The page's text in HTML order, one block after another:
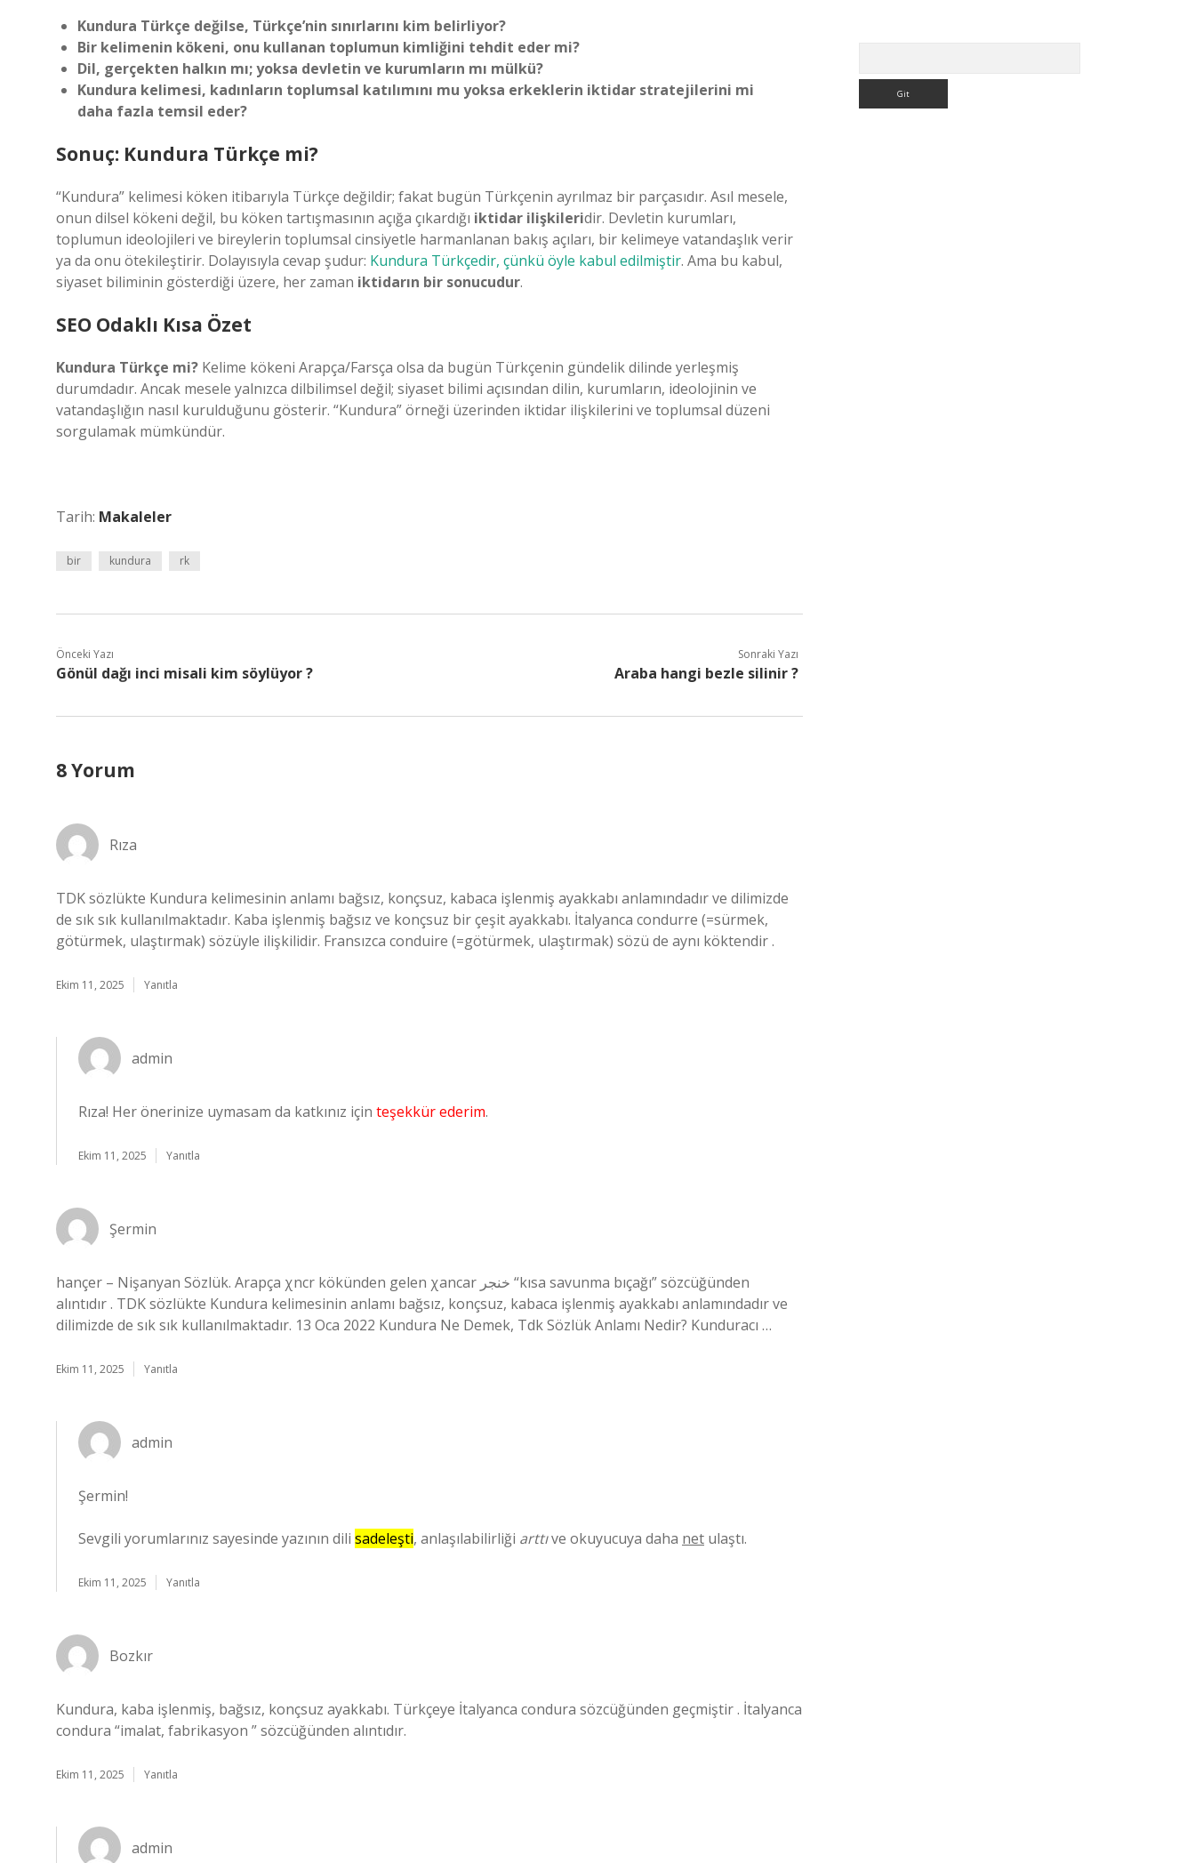
Kundura Türkçe değilse, Türkçe’nin sınırlarını kim belirliyor?
Bir kelimenin kökeni, onu kullanan toplumun kimliğini tehdit eder mi?
Dil, gerçekten halkın mı; yoksa devletin ve kurumların mı mülkü?
Kundura kelimesi, kadınların toplumsal katılımını mu yoksa erkeklerin iktidar stratejilerini mi
daha fazla temsil eder?
Sonuç: Kundura Türkçe mi?
“Kundura” kelimesi köken itibarıyla Türkçe değildir; fakat bugün Türkçenin ayrılmaz bir parçasıdır. Asıl mesele,
onun dilsel kökeni değil, bu köken tartışmasının açığa çıkardığı iktidar ilişkileridir. Devletin kurumları,
toplumun ideolojileri ve bireylerin toplumsal cinsiyetle harmanlanan bakış açıları, bir kelimeye vatandaşlık verir
ya da onu ötekileştirir. Dolayısıyla cevap şudur: Kundura Türkçedir, çünkü öyle kabul edilmiştir. Ama bu kabul,
siyaset biliminin gösterdiği üzere, her zaman iktidarın bir sonucudur.
SEO Odaklı Kısa Özet
Kundura Türkçe mi? Kelime kökeni Arapça/Farsça olsa da bugün Türkçenin gündelik dilinde yerleşmiş
durumdadır. Ancak mesele yalnızca dilbilimsel değil; siyaset bilimi açısından dilin, kurumların, ideolojinin ve
vatandaşlığın nasıl kurulduğunu gösterir. “Kundura” örneği üzerinden iktidar ilişkilerini ve toplumsal düzeni
sorgulamak mümkündür.
Tarih: Makaleler
bir kundura rk
Önceki Yazı
Gönül dağı inci misali kim söylüyor ?
Sonraki Yazı
Araba hangi bezle silinir ?
8 Yorum
Rıza
TDK sözlükte Kundura kelimesinin anlamı bağsız, konçsuz, kabaca işlenmiş ayakkabı anlamındadır ve dilimizde
de sık sık kullanılmaktadır. Kaba işlenmiş bağsız ve konçsuz bir çeşit ayakkabı. İtalyanca condurre (=sürmek,
götürmek, ulaştırmak) sözüyle ilişkilidir. Fransızca conduire (=götürmek, ulaştırmak) sözü de aynı köktendir .
Ekim 11, 2025 Yanıtla
admin
Rıza! Her önerinize uymasam da katkınız için teşekkür ederim.
Ekim 11, 2025 Yanıtla
Şermin
hançer – Nişanyan Sözlük. Arapça χncr kökünden gelen χancar خنجر “kısa savunma bıçağı” sözcüğünden
alıntıdır . TDK sözlükte Kundura kelimesinin anlamı bağsız, konçsuz, kabaca işlenmiş ayakkabı anlamındadır ve
dilimizde de sık sık kullanılmaktadır. 13 Oca 2022 Kundura Ne Demek, Tdk Sözlük Anlamı Nedir? Kunduracı …
Ekim 11, 2025 Yanıtla
admin
Şermin!
Sevgili yorumlarınız sayesinde yazının dili sadeleşti, anlaşılabilirliği arttıve okuyucuya daha net ulaştı.
Ekim 11, 2025 Yanıtla
Bozkır
Kundura, kaba işlenmiş, bağsız, konçsuz ayakkabı. Türkçeye İtalyanca condura sözcüğünden geçmiştir . İtalyanca
condura “imalat, fabrikasyon ” sözcüğünden alıntıdır.
Ekim 11, 2025 Yanıtla
admin